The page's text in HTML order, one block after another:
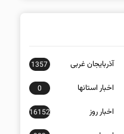
آذربایجان غربی 1357
اخبار استانها 0
اخبار روز 16152